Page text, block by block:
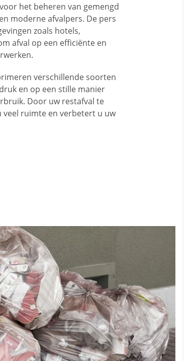
het beheren van gemengd
moderne afvalpers. De pers
zoals hotels,
afval op een efficiënte en
verschillende soorten
en op een stille manier
Door uw restafval te
ruimte en verbetert u uw